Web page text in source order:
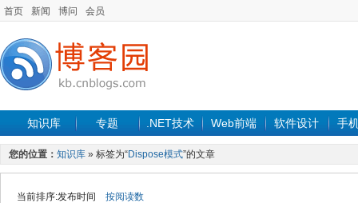
首页 新闻 博问 会员
知识库 专题 .NET技术 Web前端 软件设计 手
您的位置： 知识库 » 标签为“Dispose模式”的文章
当前排序:发布时间 按阅读数